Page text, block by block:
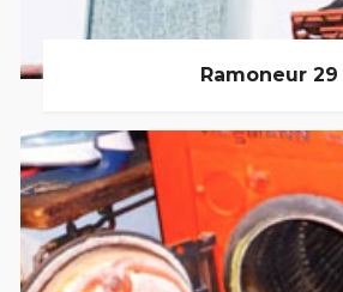
Ramoneur 29